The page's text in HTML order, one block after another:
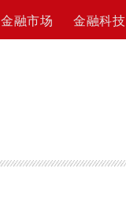
金融市场 金融科技